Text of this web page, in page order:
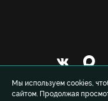
Мы используем cookies,
сайтом. Продолжая